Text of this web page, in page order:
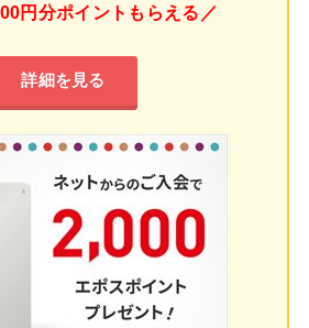
円分ポイントもらえる／
詳細を見る